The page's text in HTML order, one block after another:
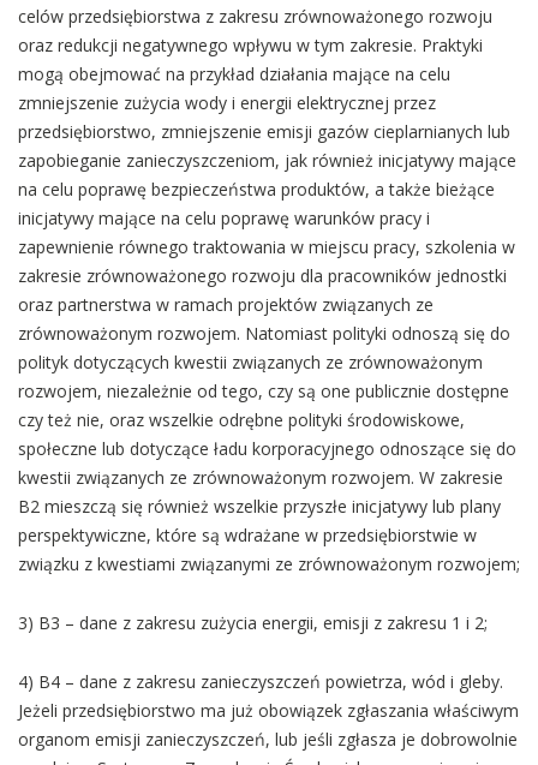
celów przedsiębiorstwa z zakresu zrównoważonego rozwoju
oraz redukcji negatywnego wpływu w tym zakresie. Praktyki
mogą obejmować na przykład działania mające na celu
zmniejszenie zużycia wody i energii elektrycznej przez
przedsiębiorstwo, zmniejszenie emisji gazów cieplarnianych lub
zapobieganie zanieczyszczeniom, jak również inicjatywy mające
na celu poprawę bezpieczeństwa produktów, a także bieżące
inicjatywy mające na celu poprawę warunków pracy i
zapewnienie równego traktowania w miejscu pracy, szkolenia w
zakresie zrównoważonego rozwoju dla pracowników jednostki
oraz partnerstwa w ramach projektów związanych ze
zrównoważonym rozwojem. Natomiast polityki odnoszą się do
polityk dotyczących kwestii związanych ze zrównoważonym
rozwojem, niezależnie od tego, czy są one publicznie dostępne
czy też nie, oraz wszelkie odrębne polityki środowiskowe,
społeczne lub dotyczące ładu korporacyjnego odnoszące się do
kwestii związanych ze zrównoważonym rozwojem. W zakresie
B2 mieszczą się również wszelkie przyszłe inicjatywy lub plany
perspektywiczne, które są wdrażane w przedsiębiorstwie w
związku z kwestiami związanymi ze zrównoważonym rozwojem;
3) B3 – dane z zakresu zużycia energii, emisji z zakresu 1 i 2;
4) B4 – dane z zakresu zanieczyszczeń powietrza, wód i gleby.
Jeżeli przedsiębiorstwo ma już obowiązek zgłaszania właściwym
organom emisji zanieczyszczeń, lub jeśli zgłasza je dobrowolnie